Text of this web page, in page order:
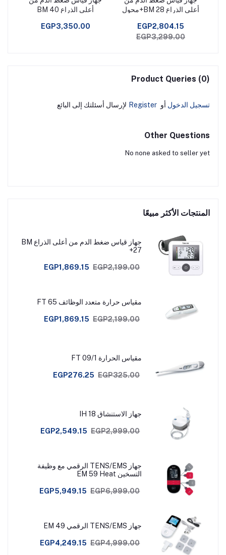
أعلى الذراع BM 28+محول
EGP2,804.15
EGP3,299.00
أعلى الذراع BM 40
EGP3,350.00
Product Queries (0)
تسجيل الدخول أو Register لإرسال أسئلتك إلى البائع
Other Questions
No none asked to seller yet
المنتجات الأكثر مبيعًا
جهاز قياس ضغط الدم من أعلى الذراع BM
27+
EGP1,869.15 EGP2,199.00
مقياس حرارة متعدد الوظائف FT 65
EGP1,869.15 EGP2,199.00
مقياس الحرارة FT 09/1
EGP276.25 EGP325.00
جهاز الاستنشاق IH 18
EGP2,549.15 EGP2,999.00
جهاز TENS/EMS الرقمي مع وظيفة
التسخين EM 59 Heat
EGP5,949.15 EGP6,999.00
جهاز TENS/EMS الرقمي EM 49
EGP4,249.15 EGP4,999.00